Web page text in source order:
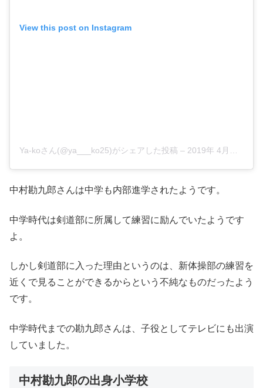
View this post on Instagram
Ya-koさん(@ya___ko25)がシェアした投稿 – 2019年 4月月9日午前7時36分PDT
中村勘九郎さんは中学も内部進学されたようです。
中学時代は剣道部に所属して練習に励んでいたようです
よ。
しかし剣道部に入った理由というのは、新体操部の練習を
近くで見ることができるからという不純なものだったよう
です。
中学時代までの勘九郎さんは、子役としてテレビにも出演
していました。
中村勘九郎の出身小学校